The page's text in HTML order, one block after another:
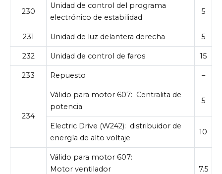
230
Unidad de control del programa
electrónico de estabilidad
5
231 Unidad de luz delantera derecha 5
232 Unidad de control de faros 15
233 Repuesto –
234
Válido para motor 607: Centralita de
potencia
5
Electric Drive (W242): distribuidor de
energía de alto voltaje
10
Válido para motor 607:
Motor ventilador
7.5